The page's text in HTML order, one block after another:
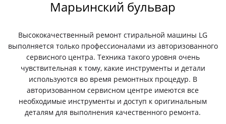
Марьинский бульвар
Высококачественный ремонт стиральной машины LG
выполняется только профессионалами из авторизованного
сервисного центра. Техника такого уровня очень
чувствительная к тому, какие инструменты и детали
используются во время ремонтных процедур. В
авторизованном сервисном центре имеются все
необходимые инструменты и доступ к оригинальным
деталям для выполнения качественного ремонта.